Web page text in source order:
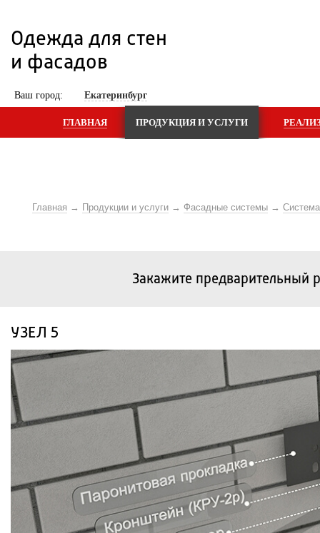
Одежда для стен
и фасадов
Ваш город: Екатеринбург
ГЛАВНАЯ ПРОДУКЦИЯ И УСЛУГИ
Главная Продукции и услуги Фасадные системы
Закажите предварительный
УЗЕЛ 5